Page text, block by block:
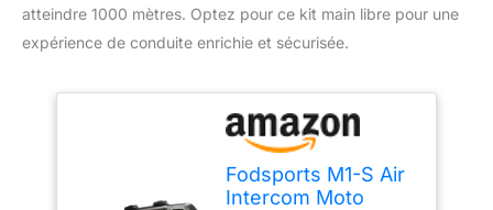
atteindre 1000 mètres. Optez pour ce kit main libre pour une
expérience de conduite enrichie et sécurisée.
Fodsports M1-S Air
Intercom Moto